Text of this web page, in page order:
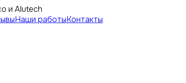
и Alutech
Наши работыКонтакты